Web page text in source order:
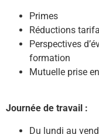
Primes
Réductions
Perspectives
formation
Mutuelle prise
Journée de travail :
Du lundi au